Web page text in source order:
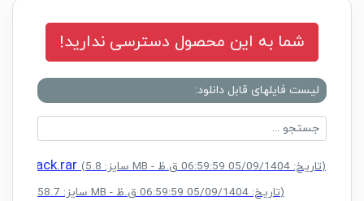
شما به این محصول دسترسی ندارید!
لیست فایلهای قابل دانلود:
Crack.rar (سایز: 5.8 MB - تاریخ: 05/09/1404 06:59:59 ق.ظ)
(سایز: 258.7 MB - تاریخ: 05/09/1404 06:59:59 ق.ظ)